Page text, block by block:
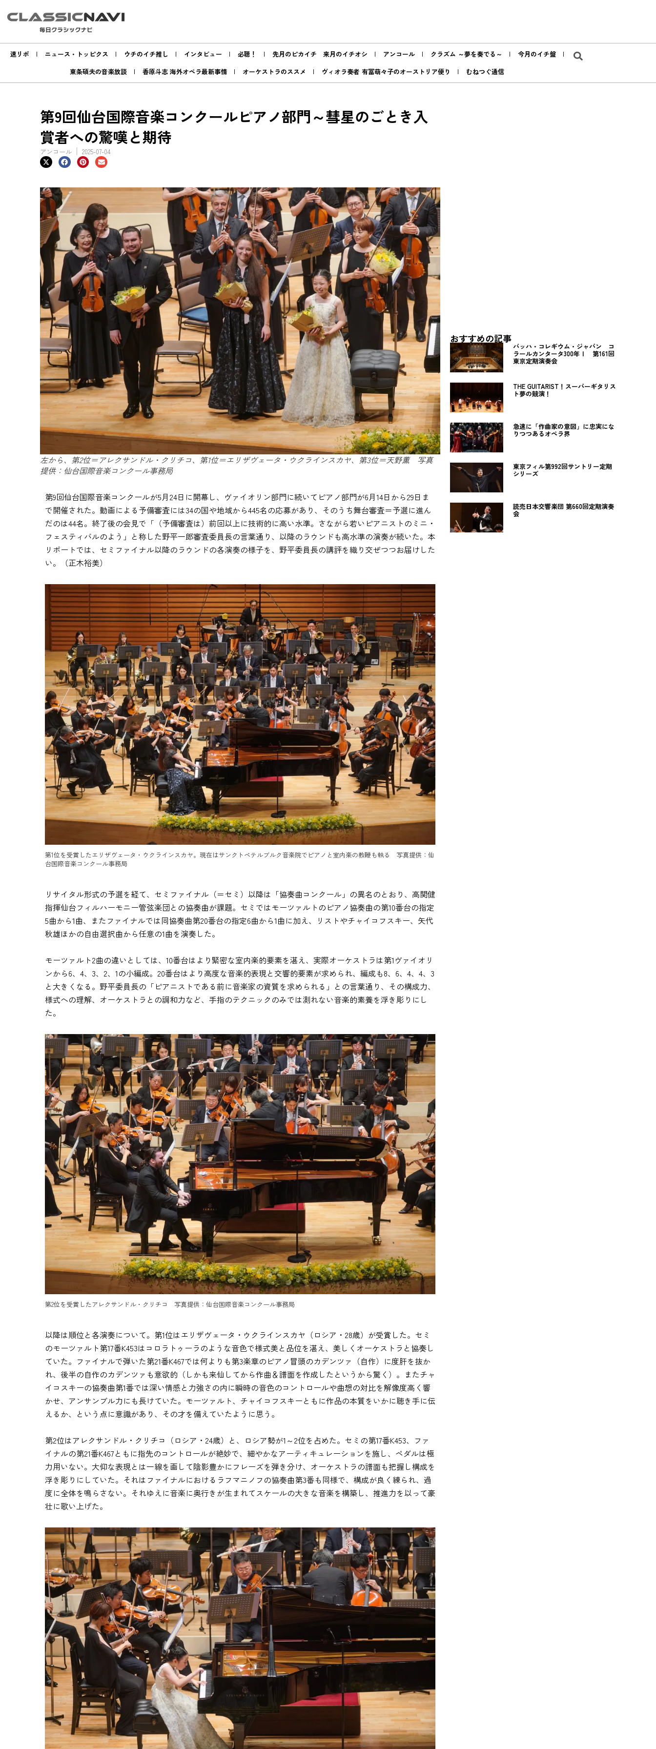
速リポ ニュース・トッピクス ウチのイチ推し インタビュー 必聴！ 先月のピカイチ 来月のイチオシ アンコール クラズム ～夢を奏でる～
今月のイチ盤
東条碩夫の音楽放談
香原斗志 海外オペラ最新事情 オーケストラのススメ ヴィオラ奏者 有冨萌々子のオーストリア便り むねつぐ通信
第9回仙台国際音楽コンクールピアノ部門～彗星のごとき入
賞者への驚嘆と期待
アンコール 2025-07-04
左から、第2位＝アレクサンドル・クリチコ、第1位＝エリザヴェータ・ウクラインスカヤ、第3位＝天野薫 写真
提供：仙台国際音楽コンクール事務局
第9回仙台国際音楽コンクールが5月24日に開幕し、ヴァイオリン部門に続いてピアノ部門が6月14日から29日ま
で開催された。動画による予備審査には34の国や地域から445名の応募があり、そのうち舞台審査＝予選に進ん
だのは44名。終了後の会見で「（予備審査は）前回以上に技術的に高い水準。さながら若いピアニストのミニ・
フェスティバルのよう」と称した野平一郎審査委員長の言葉通り、以降のラウンドも高水準の演奏が続いた。本
リポートでは、セミファイナル以降のラウンドの各演奏の様子を、野平委員長の講評を織り交ぜつつお届けした
い。（正木裕美）
第1位を受賞したエリザヴェータ・ウクラインスカヤ。現在はサンクトペテルブルク音楽院でピアノと室内楽の教鞭も執る 写真提供：仙
台国際音楽コンクール事務局
リサイタル形式の予選を経て、セミファイナル（＝セミ）以降は「協奏曲コンクール」の異名のとおり、高関健
指揮仙台フィルハーモニー管弦楽団との協奏曲が課題。セミではモーツァルトのピアノ協奏曲の第10番台の指定
5曲から1曲、またファイナルでは同協奏曲第20番台の指定6曲から1曲に加え、リストやチャイコフスキー、矢代
秋雄ほかの自由選択曲から任意の1曲を演奏した。
モーツァルト2曲の違いとしては、10番台はより緊密な室内楽的要素を湛え、実際オーケストラは第1ヴァイオリ
ンから6、4、3、2、1の小編成。20番台はより高度な音楽的表現と交響的要素が求められ、編成も8、6、4、4、3
と大きくなる。野平委員長の「ピアニストである前に音楽家の資質を求められる」との言葉通り、その構成力、
様式への理解、オーケストラとの調和力など、手指のテクニックのみでは測れない音楽的素養を浮き彫りにし
た。
第2位を受賞したアレクサンドル・クリチコ 写真提供：仙台国際音楽コンクール事務局
以降は順位と各演奏について。第1位はエリザヴェータ・ウクラインスカヤ（ロシア・28歳）が受賞した。セミ
のモーツァルト第17番K453はコロラトゥーラのような音色で様式美と品位を湛え、美しくオーケストラと協奏し
ていた。ファイナルで弾いた第21番K467では何よりも第3楽章のピアノ冒頭のカデンツァ（自作）に度肝を抜か
れ、後半の自作のカデンツァも意欲的（しかも来仙してから作曲＆譜面を作成したというから驚く）。またチャ
イコスキーの協奏曲第1番では深い情感と力強さの内に瞬時の音色のコントロールや曲想の対比を解像度高く響
かせ、アンサンブル力にも長けていた。モーツァルト、チャイコフスキーともに作品の本質をいかに聴き手に伝
えるか、という点に意識があり、その才を備えていたように思う。
第2位はアレクサンドル・クリチコ（ロシア・24歳）と、ロシア勢が1～2位を占めた。セミの第17番K453、ファ
イナルの第21番K467ともに指先のコントロールが絶妙で、細やかなアーティキュレーションを施し、ペダルは極
力用いない。大仰な表現とは一線を画して陰影豊かにフレーズを弾き分け、オーケストラの譜面も把握し構成を
浮き彫りにしていた。それはファイナルにおけるラフマニノフの協奏曲第3番も同様で、構成が良く練られ、過
度に全体を鳴らさない。それゆえに音楽に奥行きが生まれてスケールの大きな音楽を構築し、推進力を以って豪
壮に歌い上げた。
おすすめの記事
バッハ・コレギウム・ジャパン コ
ラールカンタータ300年Ⅰ 第161回
東京定期演奏会
THE GUITARIST！スーパーギタリス
ト夢の競演！
急速に「作曲家の意図」に忠実にな
りつつあるオペラ界
東京フィル第992回サントリー定期
シリーズ
読売日本交響楽団 第660回定期演奏
会